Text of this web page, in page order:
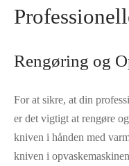
Rengøring og
For at sikre, at din
er det vigtigt at rengøre
kniven i hånden med
kniven i